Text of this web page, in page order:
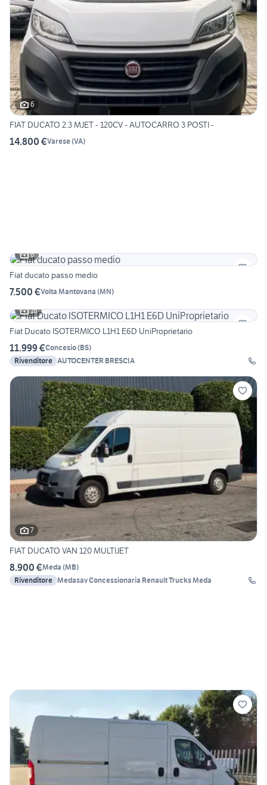
6
FIAT DUCATO 2.3 MJET - 120CV - AUTOCARRO 3 POSTI -
14.800 €Varese(VA)
6
Fiat ducato passo medio
7.500 €Volta Mantovana (MN)
16
Fiat Ducato ISOTERMICO L1H1 E6D UniProprietario
11.999 €Concesio(BS)
Rivenditore AUTOCENTER BRESCIA
7
FIAT DUCATO VAN 120 MULTIJET
8.900 €Meda (MB)
Rivenditore Medasav Concessionaria Renault Trucks Meda